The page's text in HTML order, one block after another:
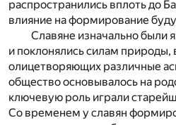
распространились вплоть до
влияние на формирование
Славяне изначально были
и поклонялись силам природы,
олицетворяющих различные
общество основывалось на
ключевую роль играли
Со временем у славян